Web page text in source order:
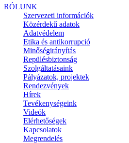
RÓLUNK
Szervezeti információk
Közérdekű adatok
Adatvédelem
Etika és antikorrupció
Minőségirányítás
Repülésbiztonság
Szolgáltatásaink
Pályázatok, projektek
Rendezvények
Hírek
Tevékenységeink
Videók
Elérhetőségek
Kapcsolatok
Megrendelés